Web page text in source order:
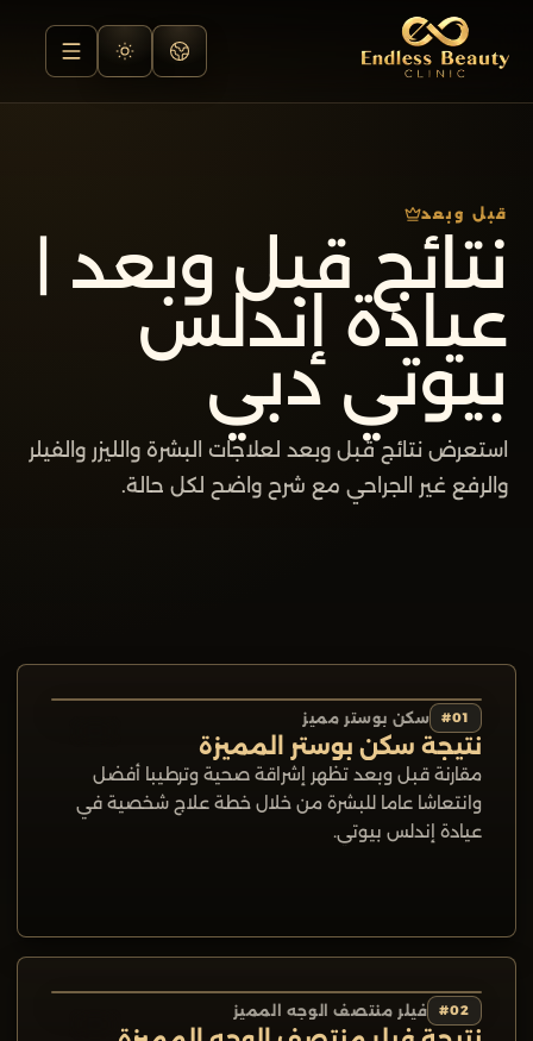
قبل وبعد
نتائج قبل وبعد |
عيادة إندلس
بيوتي دبي
استعرض نتائج قبل وبعد لعلاجات البشرة والليزر والفيلر
والرفع غير الجراحي مع شرح واضح لكل حالة.
قبل
#01 سكن بوستر مميز
نتيجة سكن بوستر المميزة
مقارنة قبل وبعد تظهر إشراقة صحية وترطيبا أفضل
وانتعاشا عاما للبشرة من خلال خطة علاج شخصية في
عيادة إندلس بيوتي.
قبل
#02 فيلر منتصف الوجه المميز